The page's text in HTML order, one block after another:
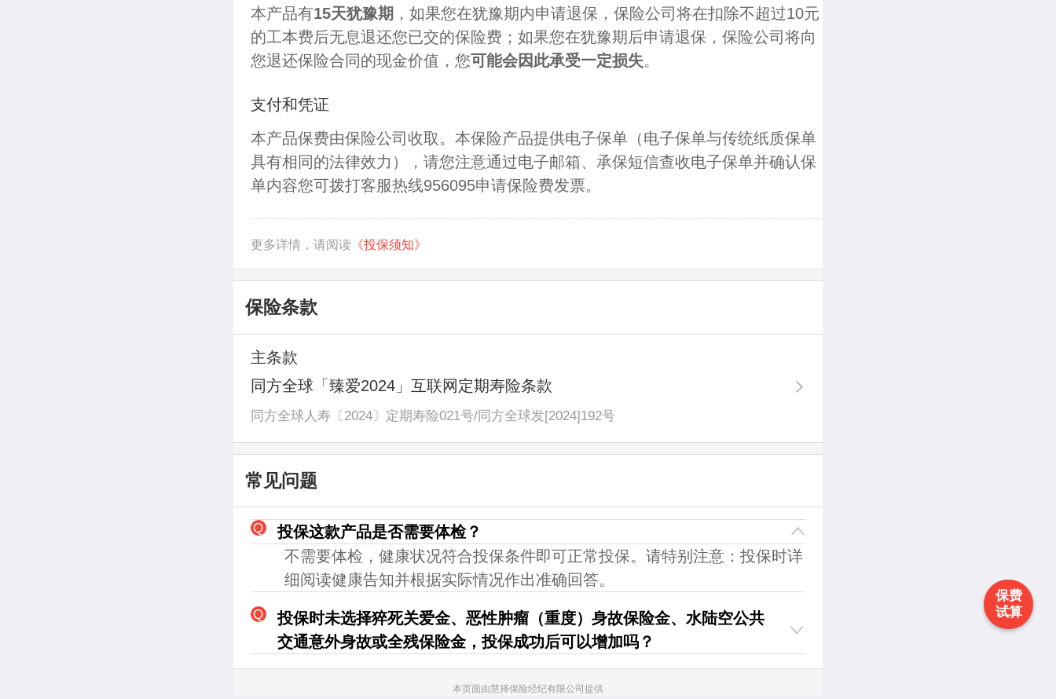
本产品有15天犹豫期 ，如果您在犹豫期内申请退保，保险公司将在扣除不超过10元
的工本费后无息退还您已交的保险费；如果您在犹豫期后申请退保，保险公司将向
您退还保险合同的现金价值，您可能会因此承受一定损失。
支付和凭证
本产品保费由保险公司收取。本保险产品提供电子保单（电子保单与传统纸质保单
具有相同的法律效力），请您注意通过电子邮箱、承保短信查收电子保单并确认保
单内容您可拨打客服热线956095申请保险费发票。
更多详情，请阅读 《投保须知》
保险条款
主条款
同方全球「臻爱2024」互联网定期寿险条款
同方全球人寿〔2024〕定期寿险021号/同方全球发[2024]192号
常见问题
投保这款产品是否需要体检？
不需要体检，健康状况符合投保条件即可正常投保。请特别注意：投保时详
细阅读健康告知并根据实际情况作出准确回答。
投保时未选择猝死关爱金、恶性肿瘤（重度）身故保险金、水陆空公共
交通意外身故或全残保险金，投保成功后可以增加吗？
本页面由慧择保险经纪有限公司提供
保费
试算